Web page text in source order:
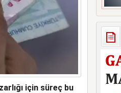
için süreç bu